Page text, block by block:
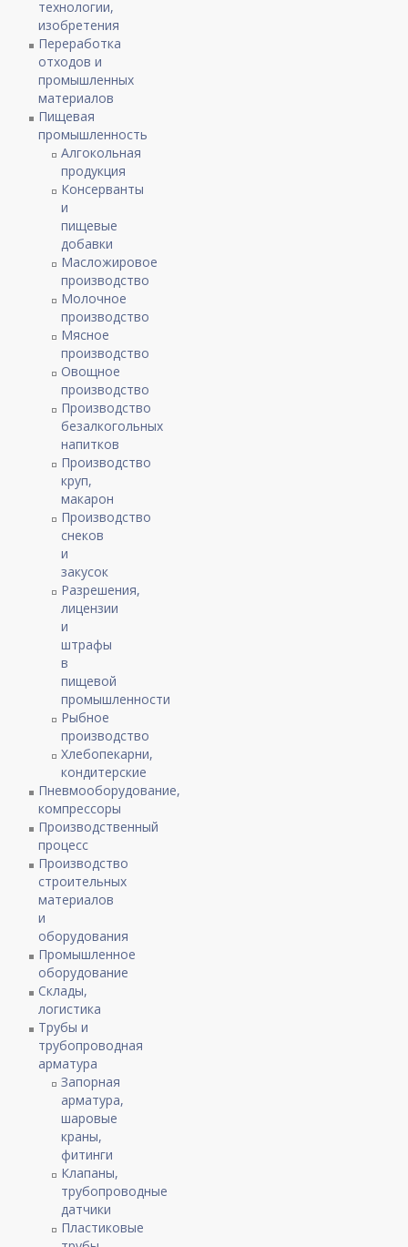
технологии,
изобретения
Переработка
отходов и
промышленных
материалов
Пищевая
промышленность
Алгокольная
продукция
Консерванты
и
пищевые
добавки
Масложировое
производство
Молочное
производство
Мясное
производство
Овощное
производство
Производство
безалкогольных
напитков
Производство
круп,
макарон
Производство
снеков
и
закусок
Разрешения,
лицензии
и
штрафы
в
пищевой
промышленности
Рыбное
производство
Хлебопекарни,
кондитерские
Пневмооборудование,
компрессоры
Производственный
процесс
Производство
строительных
материалов
и
оборудования
Промышленное
оборудование
Склады,
логистика
Трубы и
трубопроводная
арматура
Запорная
арматура,
шаровые
краны,
фитинги
Клапаны,
трубопроводные
датчики
Пластиковые